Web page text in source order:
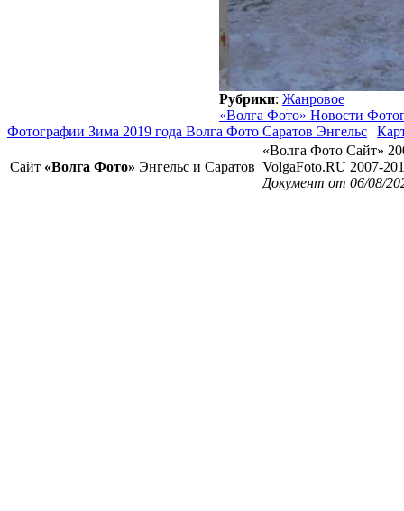
Рубрики: Жанровое
«Волга Фото» Новости
Фотографии Зима 2019 года Волга Фото Саратов Энгельс |
Сайт «Волга Фото» Энгельс и Саратов
«Волга Фото Сайт»
VolgaFoto.RU 2007-
Документ от 06/08/